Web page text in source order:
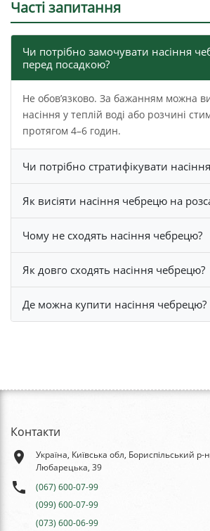
Часті запитання
Чи потрібно замочувати насіння
перед посадкою?
Не обов’язково. За бажанням можна
насіння у теплій воді або розчині
протягом 4–6 годин.
Чи потрібно стратифікувати
Як висіяти насіння чебрецю на
Чому не сходять насіння чебрецю?
Як довго сходять насіння чебрецю?
Де можна купити насіння чебрецю?
Контакти
place
Україна, Київська обл, Бориспільський р-
Любарецька, 39
phone
(067) 600-07-99
(099) 600-07-99
(073) 600-06-99